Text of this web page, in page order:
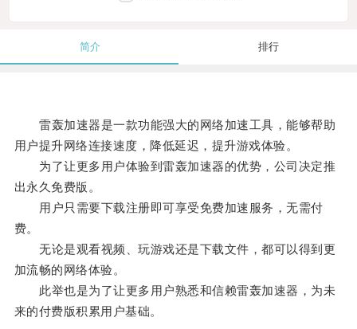
简介 排行
雷轰加速器是一款功能强大的网络加速工具，能够帮助
用户提升网络连接速度，降低延迟，提升游戏体验。
为了让更多用户体验到雷轰加速器的优势，公司决定推
出永久免费版。
用户只需要下载注册即可享受免费加速服务，无需付
费。
无论是观看视频、玩游戏还是下载文件，都可以得到更
加流畅的网络体验。
此举也是为了让更多用户熟悉和信赖雷轰加速器，为未
来的付费版积累用户基础。